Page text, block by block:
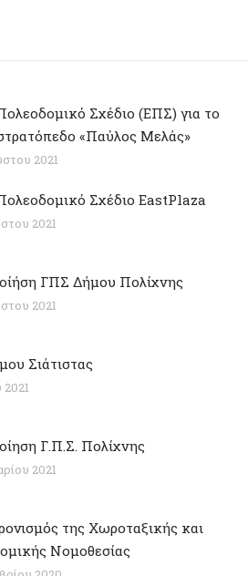
Σχέδιο (ΕΠΣ) για το
«Παύλος Μελάς»
2021
Σχέδιο EastPlaza
2021
ΓΠΣ Δήμου Πολίχνης
2021
Σιάτιστας
Γ.Π.Σ. Πολίχνης
2021
της Χωροταξικής και
Νομοθεσίας